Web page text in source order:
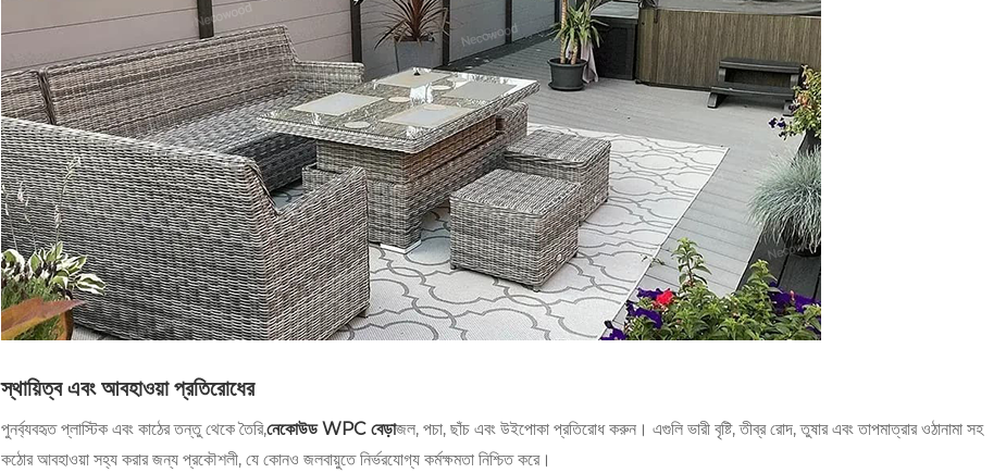
স্থায়িত্ব এবং আবহাওয়া প্রতিরোধের
পুনর্ব্যবহৃত প্লাস্টিক এবং কাঠের তন্তু থেকে তৈরি,নেকোউড WPC বেড়াজল, পচা, ছাঁচ এবং উইপোকা প্রতিরোধ করুন। এগুলি ভারী বৃষ্টি, তীব্র রোদ, তুষার এবং তাপমাত্রার ওঠানামা সহ
কঠোর আবহাওয়া সহ্য করার জন্য প্রকৌশলী, যে কোনও জলবায়ুতে নির্ভরযোগ্য কর্মক্ষমতা নিশ্চিত করে।